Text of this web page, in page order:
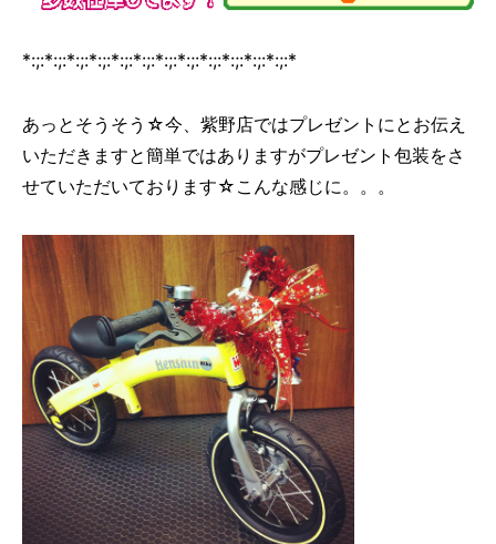
*:;:*:;:*:;:*:;:*:;:*:;:*:;:*:;:*:;:*:;:*:;:*:;:*
あっとそうそう☆今、紫野店ではプレゼントにとお伝え
いただきますと簡単ではありますがプレゼント包装をさ
せていただいております☆こんな感じに。。。